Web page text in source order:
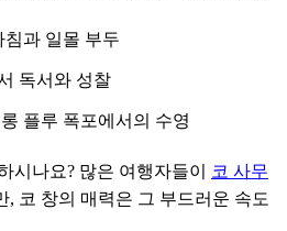
과 일몰 부두
독서와 성찰
플루 폭포에서의 수영
시나요? 많은 여행자들이
코 사무
, 코 창의 매력은 그 부드러운 속도